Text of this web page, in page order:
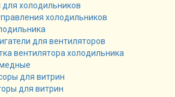
для холодильников
холодильников
для вентиляторов
вентилятора холодильника
для витрин
для витрин